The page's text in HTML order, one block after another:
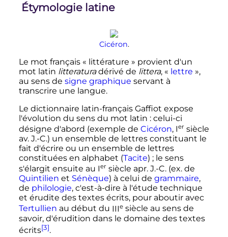
Étymologie latine
Cicéron.
Le mot français « littérature » provient d'un
mot latin litteraturadérivé de littera, « lettre »,
au sens de signe graphique servant à
transcrire une langue.
Le dictionnaire latin-français Gaffiot expose
l'évolution du sens du mot latin : celui-ci
désigne d'abord (exemple de Cicéron, Ier siècle
av. J.-C.) un ensemble de lettres constituant le
fait d'écrire ou un ensemble de lettres
constituées en alphabet (Tacite) ; le sens
s'élargit ensuite au Iersiècle apr. J.-C.(ex. de
Quintilien et Sénèque) à celui de grammaire,
de philologie, c'est-à-dire à l'étude technique
et érudite des textes écrits, pour aboutir avec
Tertullien au début du IIIe siècle au sens de
savoir, d'érudition dans le domaine des textes
écrits[3].